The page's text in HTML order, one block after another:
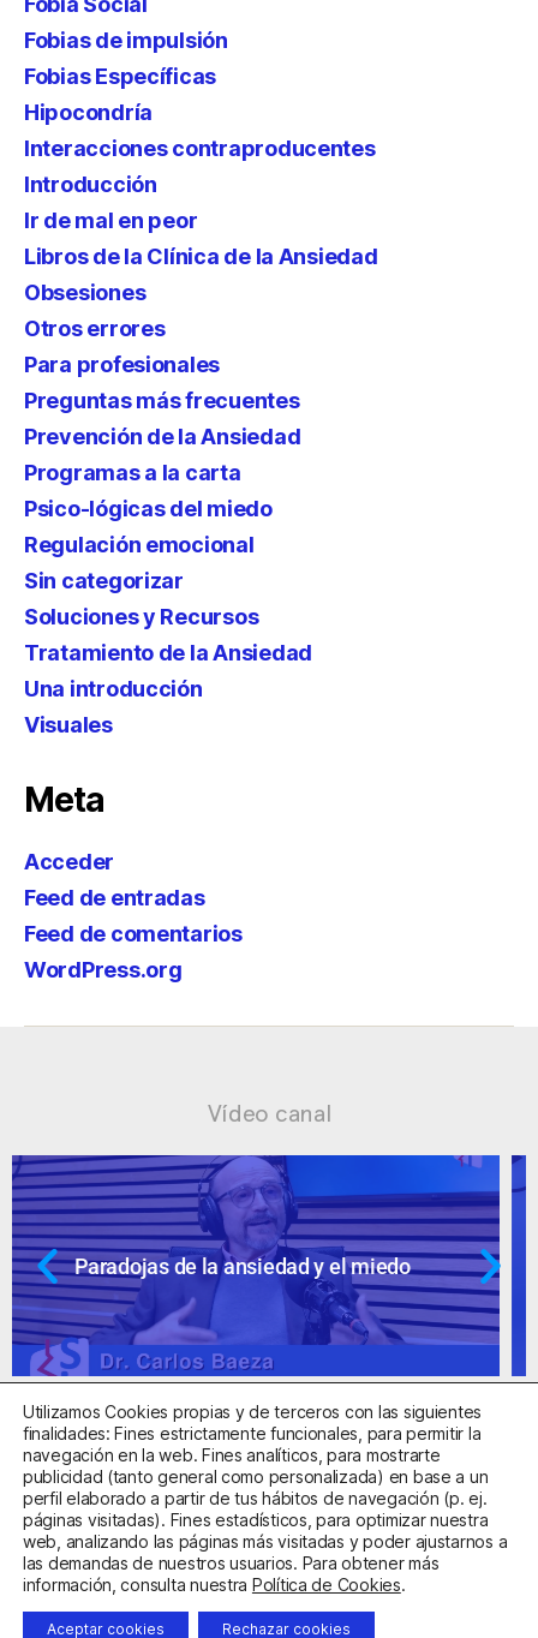
Fobias de impulsión
Fobias Específicas
Hipocondría
Interacciones contraproducentes
Introducción
Ir de mal en peor
Libros de la Clínica de la Ansiedad
Obsesiones
Otros errores
Para profesionales
Preguntas más frecuentes
Prevención de la Ansiedad
Programas a la carta
Psico-lógicas del miedo
Regulación emocional
Sin categorizar
Soluciones y Recursos
Tratamiento de la Ansiedad
Una introducción
Visuales
Meta
Acceder
Feed de entradas
Feed de comentarios
WordPress.org
Vídeo canal
Ansiedad: supuestos cuestionables
Centro Sanitario Autorizado con el código E08737002
Aviso LegalPolítica de PrivacidadPolítica de Cookies
Utilizamos Cookies propias y de terceros con las siguientes
finalidades: Fines estrictamente funcionales, para permitir la
navegación en la web. Fines analíticos, para mostrarte
publicidad (tanto general como personalizada) en base a un
perfil elaborado a partir de tus hábitos de navegación (p. ej.
páginas visitadas). Fines estadísticos, para optimizar nuestra
web, analizando las páginas más visitadas y poder ajustarnos a
las demandas de nuestros usuarios. Para obtener más
información, consulta nuestra Política de Cookies.
Aceptar cookies Rechazar cookies